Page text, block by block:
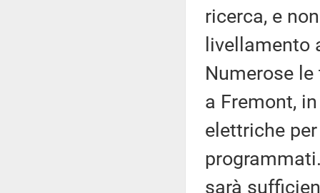
ricerca, e
livellamento
Numerose
a Fremont,
elettriche
sarà